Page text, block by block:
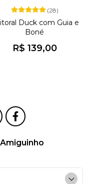
(28)
Duck com Guia e
Boné
R$ 139,00